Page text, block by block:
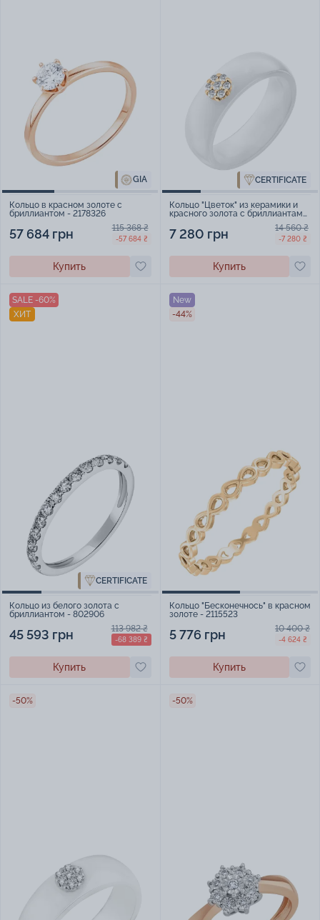
GIA
Кольцо в красном золоте с
бриллиантом - 2178326
57 684 грн 115 368 ₴
-57 684 ₴
Купить
CERTIFICATE
Кольцо "Цветок" из керамики и
красного золота с бриллиантами
7 280 грн 14 560 ₴
-7 280 ₴
Купить
SALE -60%
ХИТ
CERTIFICATE
Кольцо из белого золота с
бриллиантом - 802906
45 593 грн 113 982 ₴
-68 389 ₴
Купить
New
-44%
Кольцо "Бесконечнось" в красном
золоте - 2115523
5 776 грн 10 400 ₴
-4 624 ₴
Купить
-50% -50%